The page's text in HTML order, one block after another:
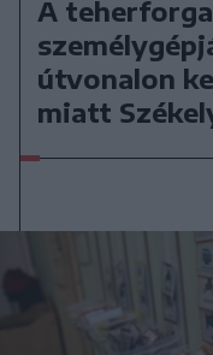
A
útvonalon
miatt